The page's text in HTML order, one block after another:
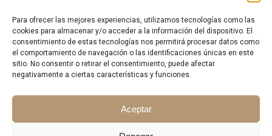
Para ofrecer las mejores experiencias, utilizamos tecnologías como las
cookies para almacenar y/o acceder a la información del dispositivo. El
consentimiento de estas tecnologías nos permitirá procesar datos como
el comportamiento de navegación o las identificaciones únicas en este
sitio. No consentir o retirar el consentimiento, puede afectar
negativamente a ciertas características y funciones.
Aceptar